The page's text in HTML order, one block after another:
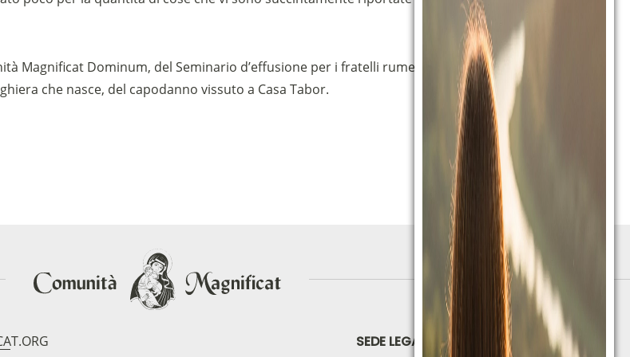
Magnificat Dominum, del Seminario d’effusione per i fratelli rumeni di Londra, del campo
che nasce, del capodanno vissuto a Casa Tabor.
SEDE LEGALE